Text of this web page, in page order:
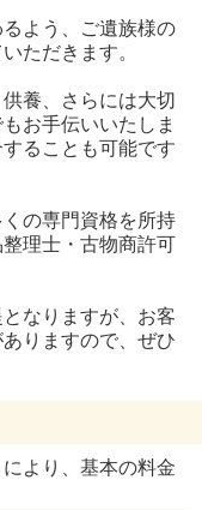
よう、ご遺族様の
ただきます。
養、さらには大切
お手伝いいたしま
ることも可能です
の専門資格を所持
理士・古物商許可
なりますが、お客
りますので、ぜひ
より、基本の料金